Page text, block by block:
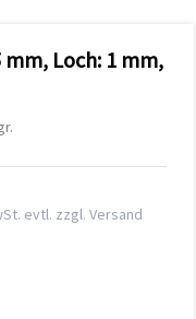
Loch: 1 mm,
evtl. zzgl. Versand